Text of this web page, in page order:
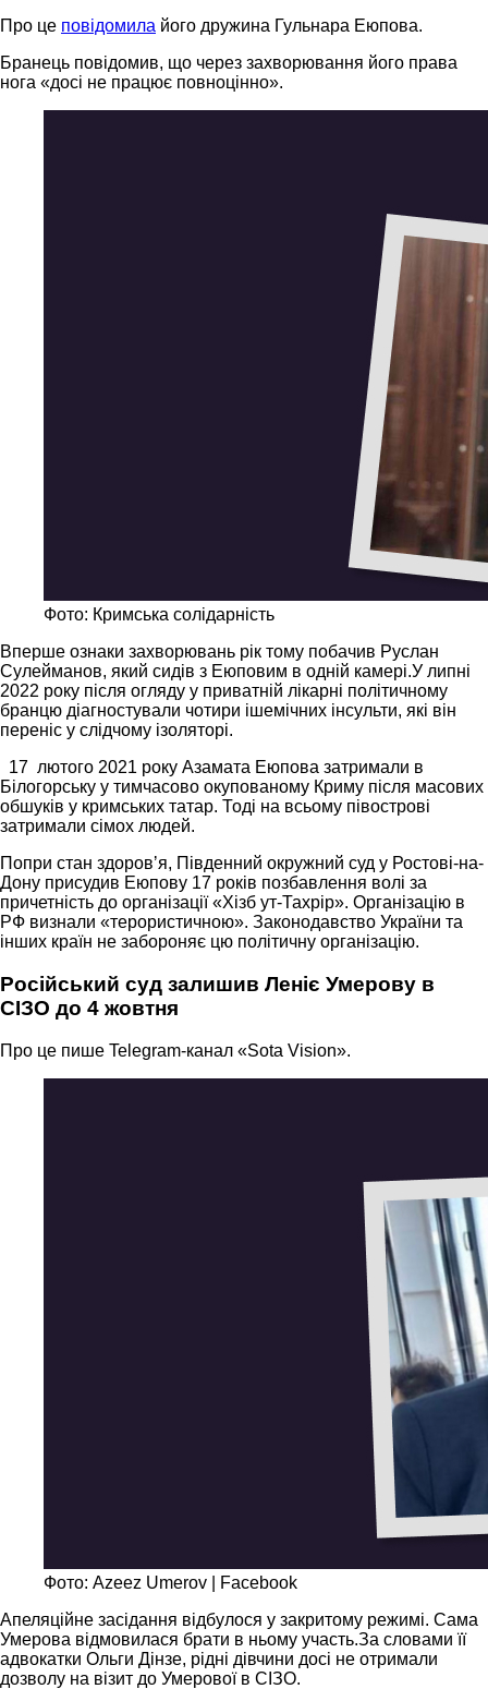
Про це повідомила його дружина Гульнара Еюпова.
Бранець повідомив, що через захворювання його права
нога «досі не працює повноцінно».
Фото: Кримська солідарність
Вперше ознаки захворювань рік тому побачив Руслан
Сулейманов, який сидів з Еюповим в одній камері.У липні
2022 року після огляду у приватній лікарні політичному
бранцю діагностували чотири ішемічних інсульти, які він
переніс у слідчому ізоляторі.
17 лютого 2021 року Азамата Еюпова затримали в
Білогорську у тимчасово окупованому Криму після масових
обшуків у кримських татар. Тоді на всьому півострові
затримали сімох людей.
Попри стан здоровʼя, Південний окружний суд у Ростові-на-
Дону присудив Еюпову 17 років позбавлення волі за
причетність до організації «Хізб ут-Тахрір». Організацію в
РФ визнали «терористичною». Законодавство України та
інших країн не забороняє цю політичну організацію.
Російський суд залишив Леніє Умерову в
СІЗО до 4 жовтня
Про це пише Telegram-канал «Sota Vision».
Фото: Azeez Umerov | Facebook
Апеляційне засідання відбулося у закритому режимі. Сама
Умерова відмовилася брати в ньому участь.За словами її
адвокатки Ольги Дінзе, рідні дівчини досі не отримали
дозволу на візит до Умерової в СІЗО.